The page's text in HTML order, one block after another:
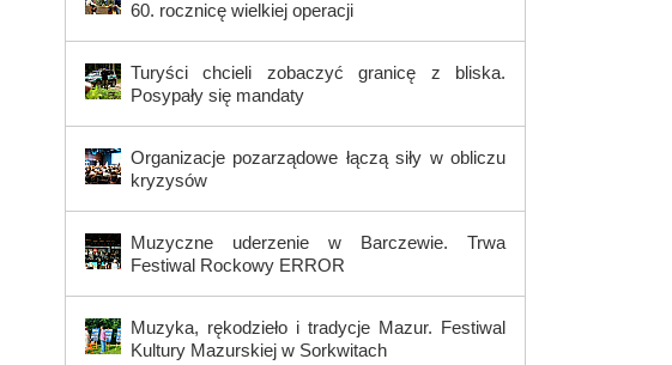
60. rocznicę wielkiej operacji
Turyści chcieli zobaczyć granicę z bliska.
Posypały się mandaty
Organizacje pozarządowe łączą siły w obliczu
kryzysów
Muzyczne uderzenie w Barczewie. Trwa
Festiwal Rockowy ERROR
Muzyka, rękodzieło i tradycje Mazur. Festiwal
Kultury Mazurskiej w Sorkwitach